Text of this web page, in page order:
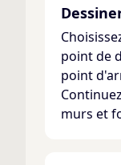
point de
point
murs et